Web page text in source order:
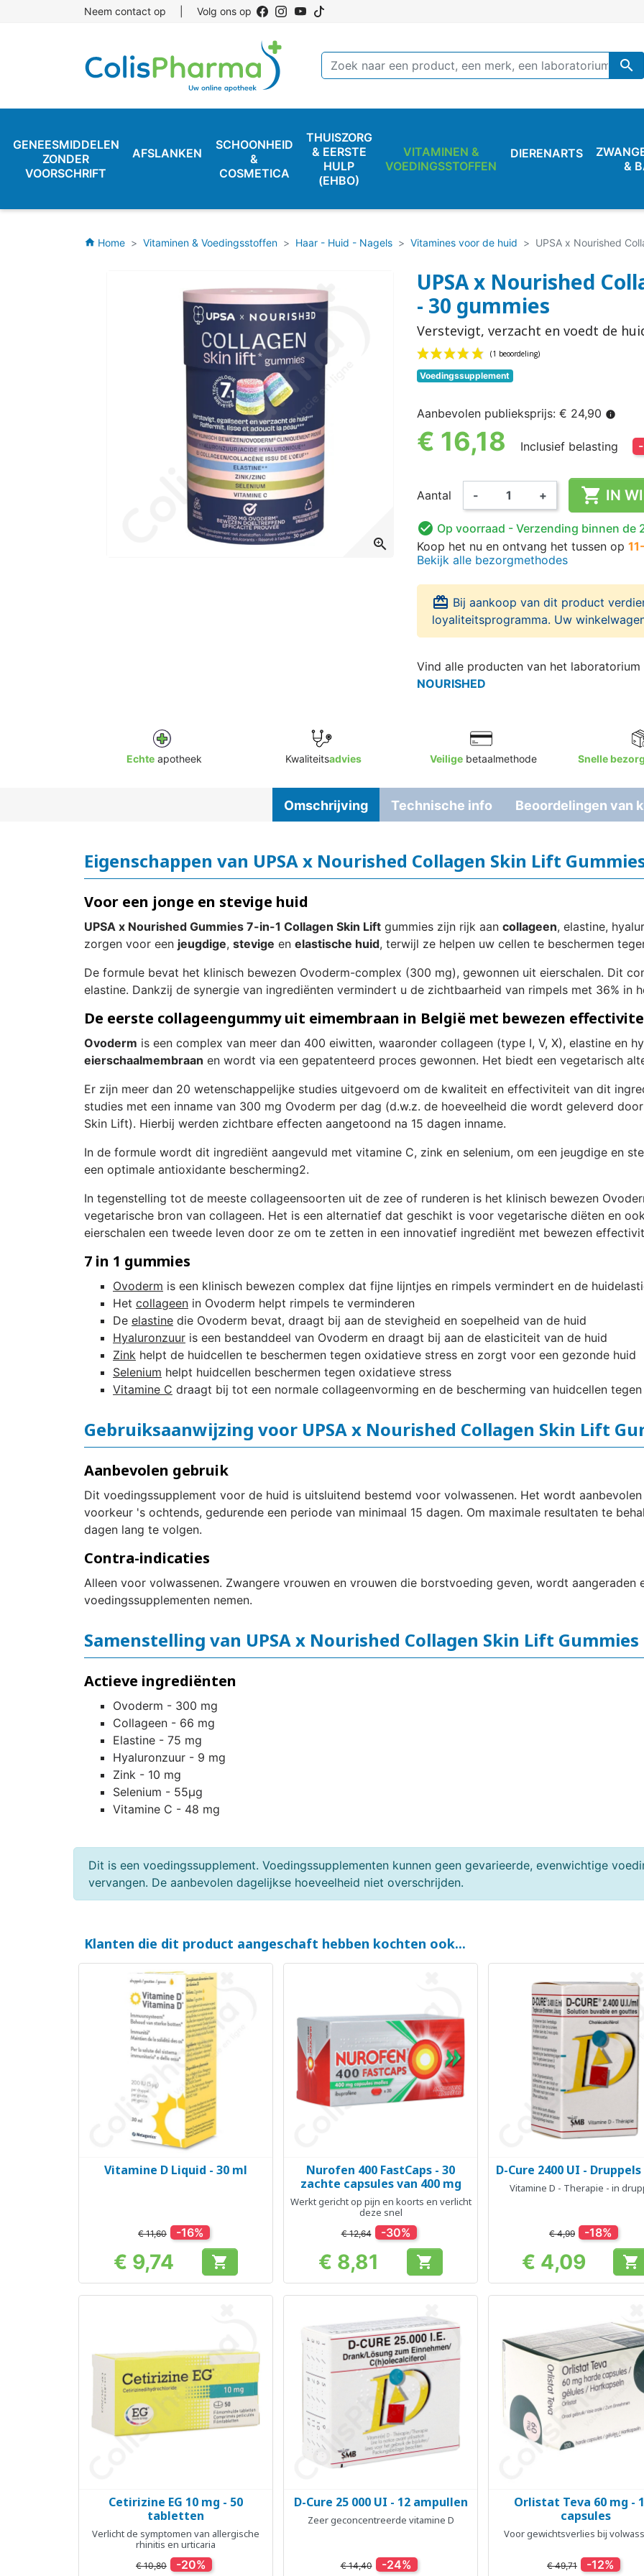
Neem contact op Volg ons op

GENEESMIDDELEN
ZONDER
VOORSCHRIFT
AFSLANKEN
SCHOONHEID
&
COSMETICA
THUISZORG
& EERSTE
HULP
(EHBO)
VITAMINEN &
VOEDINGSSTOFFEN
DIERENARTS
&
home Home Vitaminen & Voedingsstoffen Haar - Huid - Nagels Vitamines voor de huid UPSA x Nourished
zoom_in
UPSA x Nourished
- 30 gummies
Verstevigt, verzacht en voedt de
(1 beoordeling)
Voedingssupplement
Aanbevolen publieksprijs: € 24,90 info
€ 16,18 Inclusief belasting
Aantal - +  IN
 Op voorraad - Verzending binnen de
Koop het nu en ontvang het tussen op
Bekijk alle bezorgmethodes
card_giftcard Bij aankoop van dit product
loyaliteitsprogramma. Uw
Vind alle producten van het laboratorium
NOURISHED
Echteapotheek Kwaliteitsadvies Veiligebetaalmethode Snelle
Omschrijving Technische info Beoordelingen van
Eigenschappen van UPSA x Nourished Collagen Skin Lift
Voor een jonge en stevige huid
UPSA x Nourished Gummies 7-in-1 Collagen Skin Lift gummies zijn rijk aan collageen, elastine,
zorgen voor een jeugdige, stevige en elastische huid, terwijl ze helpen uw cellen te beschermen
De formule bevat het klinisch bewezen Ovoderm-complex (300 mg), gewonnen uit eierschalen. Dit
elastine. Dankzij de synergie van ingrediënten vermindert u de zichtbaarheid van rimpels met 36% in
De eerste collageengummy uit eimembraan in België met bewezen
Ovoderm is een complex van meer dan 400 eiwitten, waaronder collageen (type I, V, X), elastine en
eierschaalmembraan en wordt via een gepatenteerd proces gewonnen. Het biedt een vegetarisch
Er zijn meer dan 20 wetenschappelijke studies uitgevoerd om de kwaliteit en effectiviteit van dit
studies met een inname van 300 mg Ovoderm per dag (d.w.z. de hoeveelheid die wordt geleverd
Skin Lift). Hierbij werden zichtbare effecten aangetoond na 15 dagen inname.
In de formule wordt dit ingrediënt aangevuld met vitamine C, zink en selenium, om een ​​jeugdige en
een optimale antioxidante bescherming2.
In tegenstelling tot de meeste collageensoorten uit de zee of runderen is het klinisch bewezen
vegetarische bron van collageen. Het is een alternatief dat geschikt is voor vegetarische diëten en
eierschalen een tweede leven door ze om te zetten in een innovatief ingrediënt met bewezen
7 in 1 gummies
Ovoderm is een klinisch bewezen complex dat fijne lijntjes en rimpels vermindert en de
Het collageen in Ovoderm helpt rimpels te verminderen
De elastine die Ovoderm bevat, draagt ​​bij aan de stevigheid en soepelheid van de huid
Hyaluronzuur is een bestanddeel van Ovoderm en draagt ​​bij aan de elasticiteit van de huid
Zink helpt de huidcellen te beschermen tegen oxidatieve stress en zorgt voor een gezonde huid
Selenium helpt huidcellen beschermen tegen oxidatieve stress
Vitamine C draagt ​​bij tot een normale collageenvorming en de bescherming van huidcellen
Gebruiksaanwijzing voor UPSA x Nourished Collagen Skin Lift
Aanbevolen gebruik
Dit voedingssupplement voor de huid is uitsluitend bestemd voor volwassenen. Het wordt
voorkeur 's ochtends, gedurende een periode van minimaal 15 dagen. Om maximale resultaten te
dagen lang te volgen.
Contra-indicaties
Alleen voor volwassenen. Zwangere vrouwen en vrouwen die borstvoeding geven, wordt
voedingssupplementen nemen.
Samenstelling van UPSA x Nourished Collagen Skin Lift Gummies
Actieve ingrediënten
Ovoderm - 300 mg
Collageen - 66 mg
Elastine - 75 mg
Hyaluronzuur - 9 mg
Zink - 10 mg
Selenium - 55µg
Vitamine C - 48 mg
Dit is een voedingssupplement. Voedingssupplementen kunnen geen gevarieerde, evenwichtige
vervangen. De aanbevolen dagelijkse hoeveelheid niet overschrijden.
Klanten die dit product aangeschaft hebben kochten ook...
Snel bekijken
Vitamine D Liquid - 30 ml
€ 11,60 -16%
€ 9,74 
Snel bekijken
Nurofen 400 FastCaps - 30
zachte capsules van 400 mg
Werkt gericht op pijn en koorts en verlicht
deze snel
€ 12,64 -30%
€ 8,81 
Snel bekijken
D-Cure 2400 UI -
Vitamine D - Therapie - in
€ 4,99 -18%
Prijs
€ 4,09 
Snel bekijken
Cetirizine EG 10 mg - 50
tabletten
Verlicht de symptomen van allergische
rhinitis en urticaria
€ 10,80 -20%
 Snel bekijken
D-Cure 25 000 UI - 12 ampullen
Zeer geconcentreerde vitamine D
€ 14,40 -24%
Snel bekijken
Orlistat Teva 60 mg -
capsules
Voor gewichtsverlies bij
€ 49,71 -12%